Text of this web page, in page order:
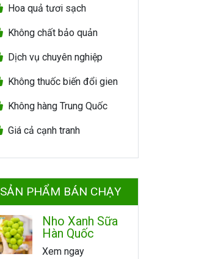
Hoa quả tươi sạch
Không chất bảo quản
Dịch vụ chuyên nghiệp
Không thuốc biến đổi gien
Không hàng Trung Quốc
Giá cả cạnh tranh
SẢN PHẨM BÁN CHẠY
Nho Xanh Sữa
Hàn Quốc
Xem ngay